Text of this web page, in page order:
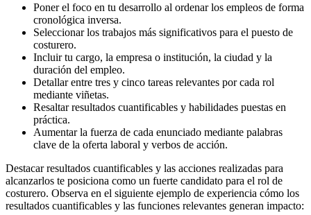
Poner el foco en tu desarrollo al ordenar los empleos de forma
cronológica inversa.
Seleccionar los trabajos más significativos para el puesto de
costurero.
Incluir tu cargo, la empresa o institución, la ciudad y la
duración del empleo.
Detallar entre tres y cinco tareas relevantes por cada rol
mediante viñetas.
Resaltar resultados cuantificables y habilidades puestas en
práctica.
Aumentar la fuerza de cada enunciado mediante palabras
clave de la oferta laboral y verbos de acción.
Destacar resultados cuantificables y las acciones realizadas para
alcanzarlos te posiciona como un fuerte candidato para el rol de
costurero. Observa en el siguiente ejemplo de experiencia cómo los
resultados cuantificables y las funciones relevantes generan impacto: